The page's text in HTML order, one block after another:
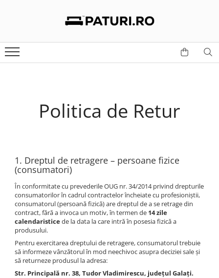
Bucatarii
Dormitoare
Living Set
Masute
Canapele
Birouri
Politica de Retur
1. Dreptul de retragere – persoane fizice
(consumatori)
În conformitate cu prevederile OUG nr. 34/2014 privind drepturile
consumatorilor în cadrul contractelor încheiate cu profesioniștii,
consumatorul (persoană fizică) are dreptul de a se retrage din
contract, fără a invoca un motiv, în termen de 14 zile
calendaristicede la data la care intră în posesia fizică a
produsului.
Pentru exercitarea dreptului de retragere, consumatorul trebuie
să informeze vânzătorul în mod neechivoc asupra deciziei sale și
să returneze produsul la adresa:
Str. Principală nr. 38, Tudor Vladimirescu, județul Galați.